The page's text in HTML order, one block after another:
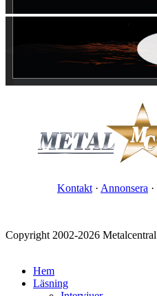
Kontakt · Annonsera ·
Copyright 2002-2026
Hem
Läsning